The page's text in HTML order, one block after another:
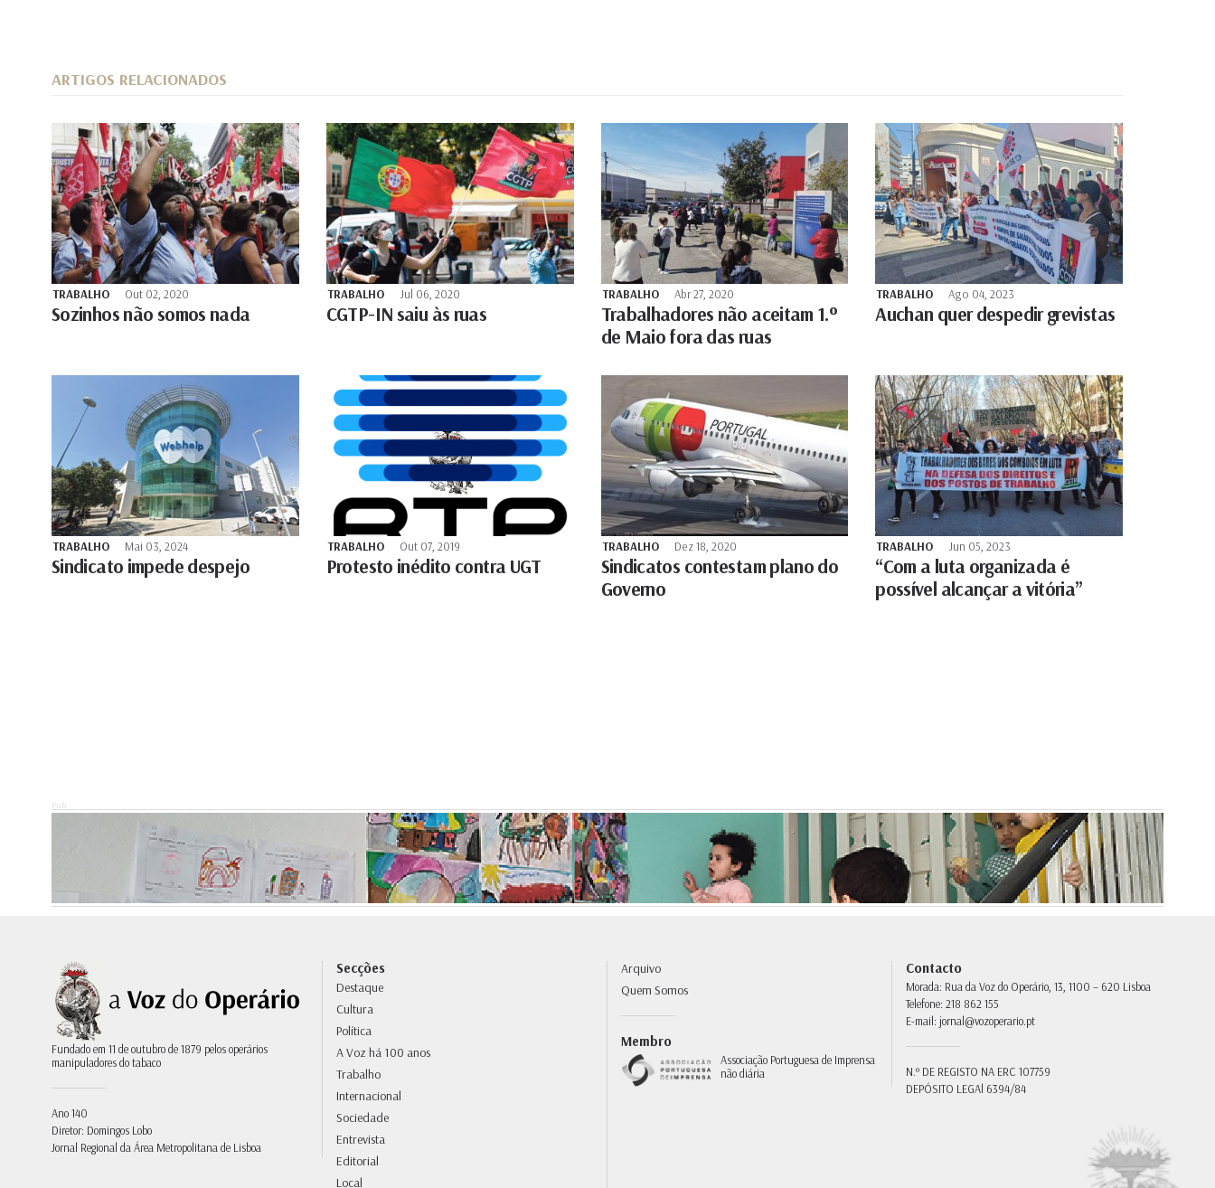
ARTIGOS RELACIONADOS
TRABALHO Out 02, 2020
Sozinhos não somos nada
TRABALHO Jul 06, 2020
CGTP-IN saiu às ruas
TRABALHO Abr 27, 2020
Trabalhadores não aceitam 1.º
de Maio fora das ruas
TRABALHO Ago 04, 2023
Auchan quer despedir grevistas
TRABALHO Mai 03, 2024
Sindicato impede despejo
TRABALHO Out 07, 2019
Protesto inédito contra UGT
TRABALHO Dez 18, 2020
Sindicatos contestam plano do
Governo
TRABALHO Jun 05, 2023
“Com a luta organizada é
possível alcançar a vitória”
Pub.
Fundado em 11 de outubro de 1879 pelos operários
manipuladores do tabaco
Ano 140
Diretor: Domingos Lobo
Jornal Regional da Área Metropolitana de Lisboa
Secções
Destaque
Cultura
Política
A Voz há 100 anos
Trabalho
Internacional
Sociedade
Entrevista
Editorial
Local
Arquivo
Quem Somos
Membro
Associação Portuguesa de Imprensa
não diária
Contacto
Morada: Rua da Voz do Operário, 13, 1100 – 620 Lisboa
Telefone: 218 862 155
E-mail: jornal@vozoperario.pt
N.º DE REGISTO NA ERC 107759
DEPÓSITO LEGAl 6394/84